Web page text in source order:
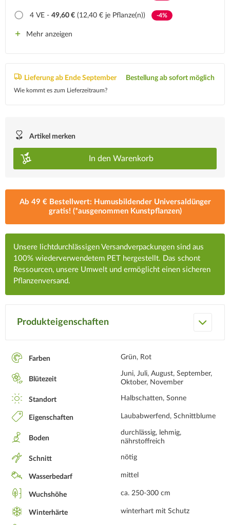
4 VE - 49,60 € (12,40 € je Pflanze(n)) -4%
Mehr anzeigen
Lieferung ab Ende September
Wie kommt es zum Lieferzeitraum?
Bestellung ab sofort möglich
Artikel merken
In den Warenkorb
Ab 49 € Bestellwert: Humusbildender Universaldünger
gratis! (*ausgenommen Kunstpflanzen)
Unsere lichtdurchlässigen Versandverpackungen sind aus
100% wiederverwendetem PET hergestellt. Das schont
Ressourcen, unsere Umwelt und ermöglicht einen sicheren
Pflanzenversand.
Produkteigenschaften
Farben Grün, Rot
Blütezeit
Juni, Juli, August, September,
Oktober, November
Standort Halbschatten, Sonne
Eigenschaften Laubabwerfend, Schnittblume
Boden
durchlässig, lehmig,
nährstoffreich
Schnitt nötig
Wasserbedarf mittel
Wuchshöhe ca. 250-300 cm
Winterhärte winterhart mit Schutz